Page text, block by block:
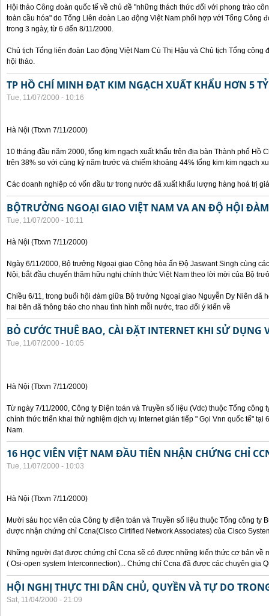
Hội thảo Công đoàn quốc tế về chủ đề "những thách thức đối với phong trào
toàn cầu hóa" do Tổng Liên đoàn Lao động Việt Nam phối hợp với Tổng Công
trong 3 ngày, từ 6 đến 8/11/2000.
Chủ tịch Tổng liên đoàn Lao động Việt Nam Cù Thị Hậu và Chủ tịch Tổng công
hội thảo.
TP HỒ CHÍ MINH ĐẠT KIM NGẠCH XUẤT KHẨU HƠN 5
Tue, 11/07/2000 - 10:16
Hà Nội (Ttxvn 7/11/2000)
10 tháng đầu năm 2000, tổng kim ngạch xuất khẩu trên địa bàn Thành phố Hồ
trên 38% so với cùng kỳ năm trước và chiếm khoảng 44% tổng kim kim ngạch
Các doanh nghiệp có vốn đầu tư trong nước đã xuất khẩu lượng hàng hoá trị
BỘTRƯỞNG NGOẠI GIAO VIỆT NAM VA AN ĐỘ HỘI ĐÀM
Tue, 11/07/2000 - 10:11
Hà Nội (Ttxvn 7/11/2000)
Ngày 6/11/2000, Bộ trưởng Ngoại giao Cộng hòa ấn Độ Jaswant Singh cùng
Nội, bắt đầu chuyến thăm hữu nghị chính thức Việt Nam theo lời mời của Bộ
Chiều 6/11, trong buổi hội đàm giữa Bộ trưởng Ngoại giao Nguyễn Dy Niên đã
hai bên đã thông báo cho nhau tình hình mỗi nước, trao đổi ý kiến về
BỎ CƯỚC THUÊ BAO, CÀI ĐẶT INTERNET KHI SỬ DỤNG
Tue, 11/07/2000 - 10:05
Hà Nội (Ttxvn 7/11/2000)
Từ ngày 7/11/2000, Công ty Điện toán và Truyền số liệu (Vdc) thuộc Tổng công
chính thức triển khai thử nghiệm dịch vụ Internet gián tiếp " Gọi Vnn quốc tế" tại
Nam.
16 HỌC VIÊN VIỆT NAM ĐẦU TIÊN NHẬN CHỨNG CHỈ
Tue, 11/07/2000 - 10:03
Hà Nội (Ttxvn 7/11/2000)
Mười sáu học viên của Công ty điện toán và Truyền số liệu thuộc Tổng công ty
được nhận chứng chỉ Ccna(Cisco Cirtified Network Associates) của Cisco
Những người đạt được chứng chỉ Ccna sẽ có được những kiến thức cơ bản về
( Osi-open system Interconnection)... Chứng chỉ Ccna đã được các chuyên gia
HỘI NGHỊ THỰC THI DÂN CHỦ, QUYỀN VÀ TỰ DO
Sat, 11/04/2000 - 21:09